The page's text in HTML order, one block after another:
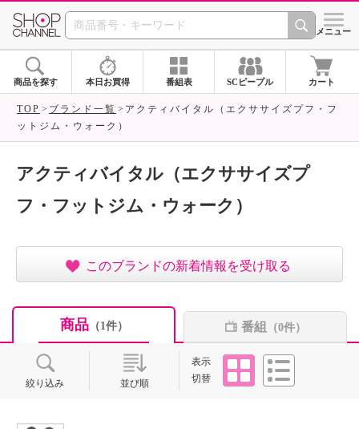
SHOP CHANNEL ショッ
メニュー
商品を探す 本日お買得 番組表 SCピープル カート
TOP ブランド一覧
アクティバイタル（エクササイズプフ・フ
ットジム・ウォーク）
アクティバイタル（エクササイズプ
フ・フットジム・ウォーク）
このブランドの新着情報を受け取る
商品（1件） 番組 （0件）
絞り込み 並び順
表示
切替
タイル